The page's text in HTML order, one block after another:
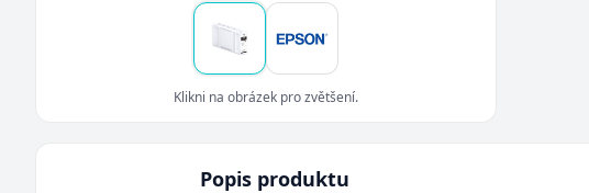
Klikni na obrázek pro zvětšení.
Popis produktu